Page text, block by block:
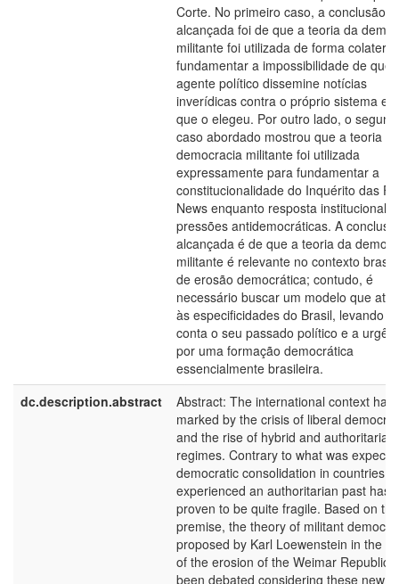
Corte. No primeiro caso, a conclusão
alcançada foi de que a teoria da
militante foi utilizada de forma
fundamentar a impossibilidade de que
agente político dissemine notícias
inverídicas contra o próprio sistema
que o elegeu. Por outro lado, o
caso abordado mostrou que a teoria da
democracia militante foi utilizada
expressamente para fundamentar a
constitucionalidade do Inquérito das
News enquanto resposta institucional
pressões antidemocráticas. A
alcançada é de que a teoria da
militante é relevante no contexto
de erosão democrática; contudo, é
necessário buscar um modelo que
às especificidades do Brasil, levando
conta o seu passado político e a
por uma formação democrática
essencialmente brasileira.
dc.description.abstract
Abstract: The international context has
marked by the crisis of liberal
and the rise of hybrid and authoritarian
regimes. Contrary to what was
democratic consolidation in countries
experienced an authoritarian past has
proven to be quite fragile. Based on
premise, the theory of militant
proposed by Karl Loewenstein in the
of the erosion of the Weimar Republic,
been debated considering these new